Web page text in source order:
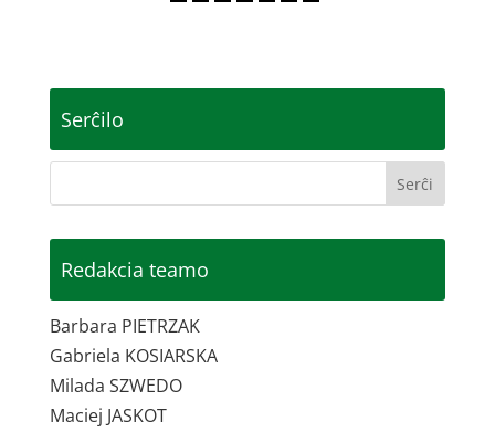
Serĉilo
Redakcia teamo
Barbara PIETRZAK
Gabriela KOSIARSKA
Milada SZWEDO
Maciej JASKOT